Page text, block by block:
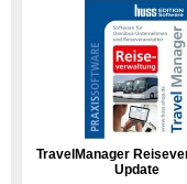
TravelManager
Update